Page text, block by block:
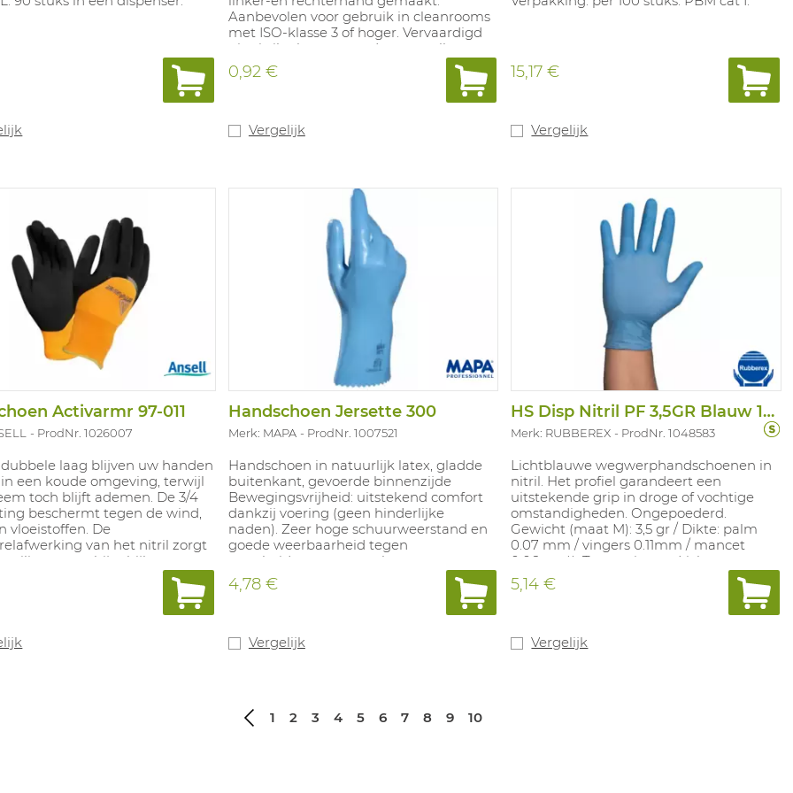
Aanbevolen voor gebruik in cleanrooms
met ISO-klasse 3 of hoger. Vervaardigd
uit nitrilpolymeer zonder versnellers, wat
het risico op allergische reacties
vermindert. Gladde afwerking, met
0,92 €
Vergelijk
15,17 €
Vergelijk
Activarmr 97-011
ProdNr. 1026007
laag blijven uw handen
een koude omgeving, terwijl
toch blijft ademen. De 3/4
beschermt tegen de wind,
vloeistoffen. De
van het nitril zorgt
veilige greep bij talrijke
De zachte binnenlaag in
en de nitrilcoating
en beweeglijkheid. De
vormgeving en
Handschoen Jersette 300
Merk: MAPA ProdNr. 1007521
Handschoen in natuurlijk latex, gladde
buitenkant, gevoerde binnenzijde
Bewegingsvrijheid: uitstekend comfort
dankzij voering (geen hinderlijke
naden). Zeer hoge schuurweerstand en
goede weerbaarheid tegen
verscheidene zuren en ketonen.
Toepassingen: behandeling van
diepvriesproducten, groententeelt,
kippenfokkerijen, parfumproductie,
productie van inkten en kleurstoffen.
4,78 €
Vergelijk
HS Disp Nitril PF 3,5GR Blauw 100ST
Merk: RUBBEREX ProdNr. 1048583
Lichtblauwe wegwerphandschoenen in
nitril. Het profiel garandeert een
uitstekende grip in droge of vochtige
omstandigheden. Ongepoederd.
Gewicht (maat M): 3,5 gr / Dikte: palm
0.07 mm / vingers 0.11mm / mancet
0.06mm)). Toepassingen: Licht
chemische toepassingen in labo's,
assemblage, productcontrole,
voedingssector. Getest voor contact met
S-XL. In overeenstemming met: EN 374-1
5,14 €
Vergelijk
1 2 3 4 5 6 7 8 9 10